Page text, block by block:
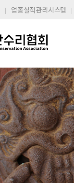
업종실적관리시스템